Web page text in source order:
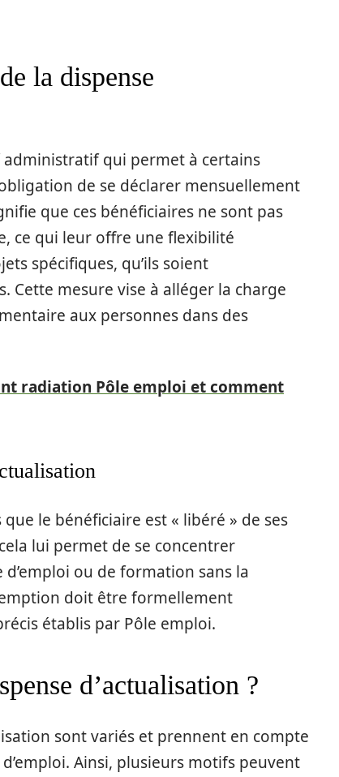
la dispense
administratif qui permet à certains
de se déclarer mensuellement
que ces bénéficiaires ne sont pas
ce qui leur offre une flexibilité
spécifiques, qu’ils soient
Cette mesure vise à alléger la charge
aux personnes dans des
radiation Pôle emploi et comment
le bénéficiaire est « libéré » de ses
lui permet de se concentrer
ou de formation sans la
doit être formellement
établis par Pôle emploi.
d’actualisation ?
sont variés et prennent en compte
Ainsi, plusieurs motifs peuvent